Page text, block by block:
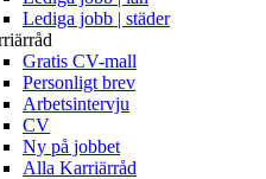
Lediga jobb | städer
Gratis CV-mall
Personligt brev
Arbetsintervju
CV
Ny på jobbet
Alla Karriärråd